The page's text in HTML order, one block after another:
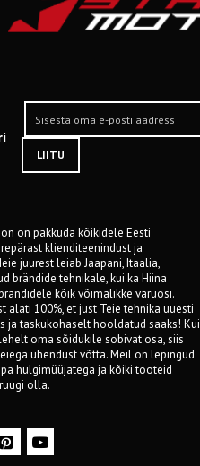
LIITU
on pakkuda kõikidele Eesti
klienditeenindust ja
juurest leiab Jaapani, Itaalia,
brändide tehnikale, kui ka Hiina
kõik võimalikke varuosi.
alati 100%, et just Teie tehnika uuesti
ja taskukohaselt hooldatud saaks! Kui
oma sõidukile sobivat osa, siis
ühendust võtta. Meil on lepingud
hulgimüüjatega ja kõiki tooteid
olla.